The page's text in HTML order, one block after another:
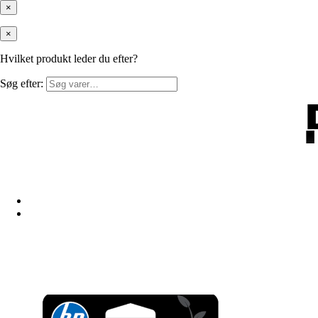
×
×
Hvilket produkt leder du efter?
Søg efter: